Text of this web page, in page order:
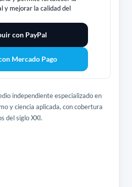
y mejorar la calidad del
con PayPal
Mercado Pago
independiente especializado en
y ciencia aplicada, con cobertura
del siglo XXI.